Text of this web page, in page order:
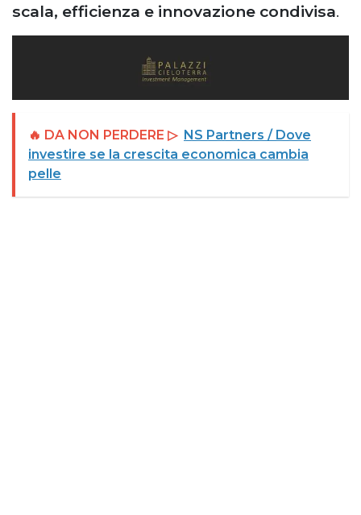
scala, efficienza e innovazione condivisa.
🔥 DA NON PERDERE ▷ NS Partners / Dove
investire se la crescita economica cambia
pelle